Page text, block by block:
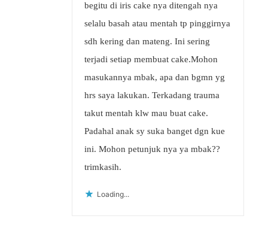
begitu di iris cake nya ditengah nya
selalu basah atau mentah tp pinggirnya
sdh kering dan mateng. Ini sering
terjadi setiap membuat cake.Mohon
masukannya mbak, apa dan bgmn yg
hrs saya lakukan. Terkadang trauma
takut mentah klw mau buat cake.
Padahal anak sy suka banget dgn kue
ini. Mohon petunjuk nya ya mbak??
trimkasih.
Loading...